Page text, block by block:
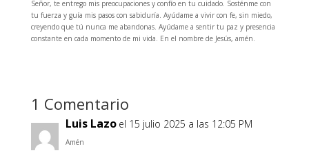
Señor, te entrego mis preocupaciones y confío en tu cuidado. Sosténme con
tu fuerza y guía mis pasos con sabiduría. Ayúdame a vivir con fe, sin miedo,
creyendo que tú nunca me abandonas. Ayúdame a sentir tu paz y presencia
constante en cada momento de mi vida. En el nombre de Jesús, amén.
1 Comentario
Luis Lazo el 15 julio 2025 a las 12:05 PM
Amén